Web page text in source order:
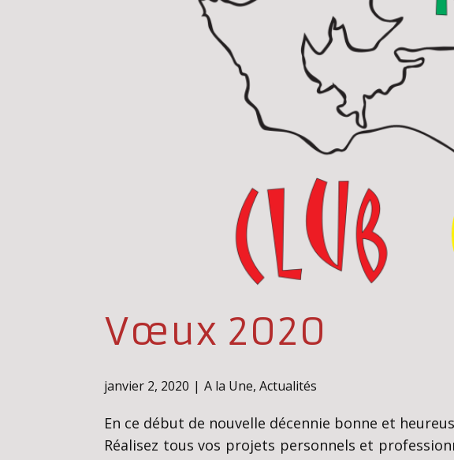
Vœux 2020
janvier 2, 2020 A la Une, Actualités
En ce début de nouvelle décennie bonne et
Réalisez tous vos projets personnels et